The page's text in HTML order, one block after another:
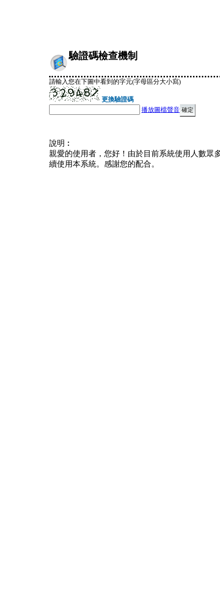
驗證碼檢查機制
請輸入您在下圖中看到的字元(字母區分大小寫)
更換驗證碼
播放圖檔聲音
說明︰
親愛的使用者，您好！由於目前系統使用人數眾
續使用本系統。感謝您的配合。